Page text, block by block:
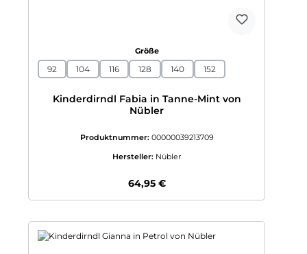
Größeauswählen
92 104 116 128 140 152
Kinderdirndl Fabia in Tanne-Mint von
Nübler
Produktnummer: 00000039213709
Hersteller: Nübler
Regulärer Preis:
64,95 €